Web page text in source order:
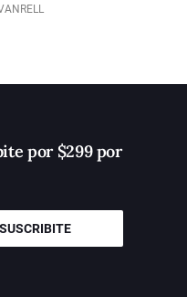
por $299 por
SUSCRIBITE